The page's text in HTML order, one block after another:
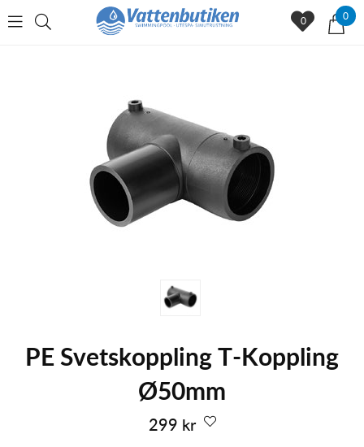
0
0
PE Svetskoppling T-Koppling
Ø50mm
299 kr